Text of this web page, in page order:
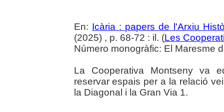
En: Icària : papers de l'Arxiu
(2025) , p. 68-72 : il. (Les
Número monogràfic: El Maresme
La Cooperativa Montseny va
reservar espais per a la relació
la Diagonal i la Gran Via 1.